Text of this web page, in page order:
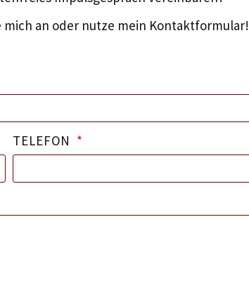
mich an oder nutze mein Kontaktformular!
TELEFON